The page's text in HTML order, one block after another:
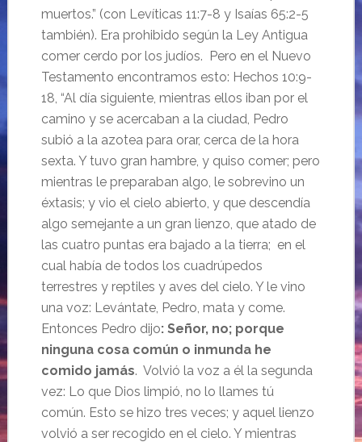
muertos.” (con Levíticas 11:7-8 y Isaías 65:2-5
también). Era prohibido según la Ley Antigua
comer cerdo por los judíos. Pero en el Nuevo
Testamento encontramos esto: Hechos 10:9-
18, “Al día siguiente, mientras ellos iban por el
camino y se acercaban a la ciudad, Pedro
subió a la azotea para orar, cerca de la hora
sexta. Y tuvo gran hambre, y quiso comer; pero
mientras le preparaban algo, le sobrevino un
éxtasis; y vio el cielo abierto, y que descendía
algo semejante a un gran lienzo, que atado de
las cuatro puntas era bajado a la tierra; en el
cual había de todos los cuadrúpedos
terrestres y reptiles y aves del cielo. Y le vino
una voz: Levántate, Pedro, mata y come.
Entonces Pedro dijo: Señor, no; porque
ninguna cosa común o inmunda he
comido jamás. Volvió la voz a él la segunda
vez: Lo que Dios limpió, no lo llames tú
común. Esto se hizo tres veces; y aquel lienzo
volvió a ser recogido en el cielo. Y mientras